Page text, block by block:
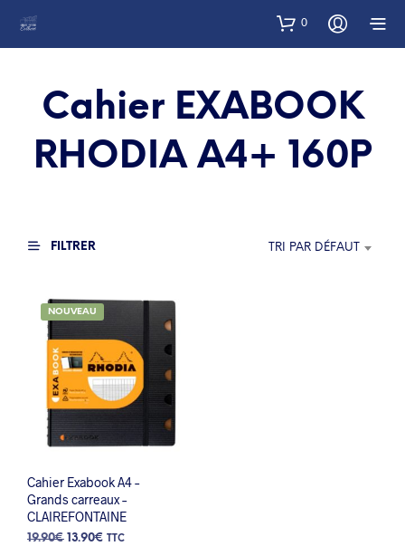
0
Cahier EXABOOK
RHODIA A4+ 160P
FILTRER TRI PAR DÉFAUT
NOUVEAU
Cahier Exabook A4 –
Grands carreaux –
CLAIREFONTAINE
19.90€ Le13.90€ LeTTC